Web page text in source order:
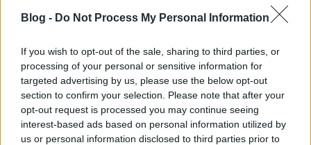
Blog - Do Not Process My Personal Information
If you wish to opt-out of the sale, sharing to third parties, or
processing of your personal or sensitive information for
targeted advertising by us, please use the below opt-out
section to confirm your selection. Please note that after your
opt-out request is processed you may continue seeing
interest-based ads based on personal information utilized by
us or personal information disclosed to third parties prior to
dankógábor• 2018. augusztus 06.